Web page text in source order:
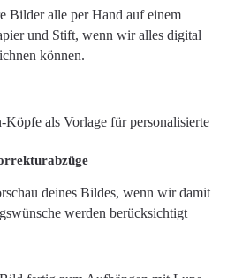
Bilder alle per Hand auf einem
und Stift, wenn wir alles digital
können.
deines Bildes, wenn wir damit
werden berücksichtigt